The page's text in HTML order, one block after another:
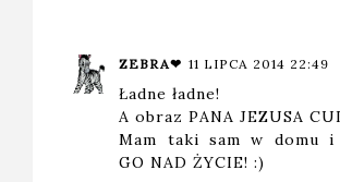
ZEBRA❤ 11 LIPCA 2014 22:49
Ładne ładne!
A obraz PANA JEZUSA
Mam taki sam w domu i
GO NAD ŻYCIE! :)